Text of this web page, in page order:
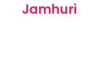
Jamhuri